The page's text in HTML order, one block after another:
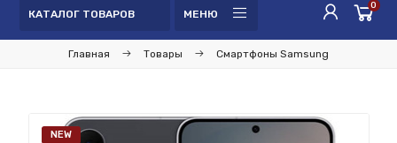
КАТАЛОГ ТОВАРОВ МЕНЮ
0
Главная Товары Смартфоны Samsung
NEW